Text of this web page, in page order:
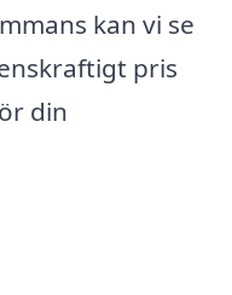
kan vi se
pris
din